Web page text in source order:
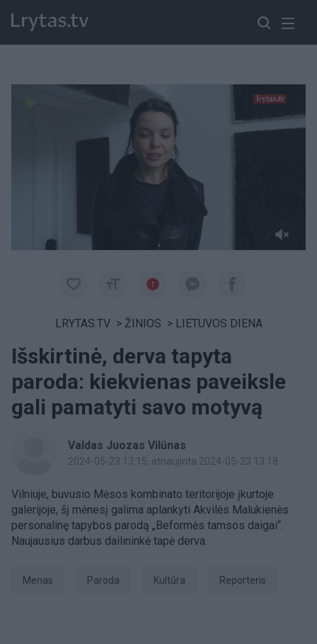
LRYTAS.TV > ŽINIOS > LIETUVOS DIENA
Išskirtinė, derva tapyta
paroda: kiekvienas paveiksle
gali pamatyti savo motyvą
Valdas Juozas Vilūnas
2024-05-23 13:15, atnaujinta 2024-05-23 13:18
Vilniuje, buvusio Mėsos kombinato teritorijoje įkurtoje
galerijoje, šį mėnesį galima aplankyti Akvilės Malukienės
personalinę tapybos parodą „Beformės tamsos daigai“.
Naujausius darbus dailininkė tapė derva.
Menas Paroda Kultūra Reporteris